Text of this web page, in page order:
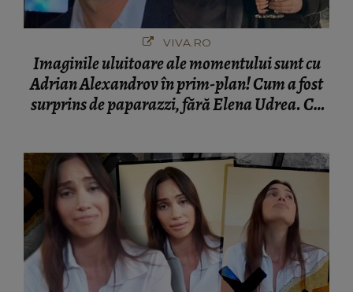
VIVA.RO
Imaginile uluitoare ale momentului sunt cu
Adrian Alexandrov în prim-plan! Cum a fost
surprins de paparazzi, fără Elena Udrea. Cu